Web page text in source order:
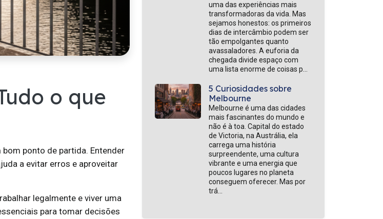
o que
ponto de partida. Entender
a evitar erros e aproveitar
legalmente e viver uma
para tomar decisões
uma das experiências mais
transformadoras da vida. Mas
sejamos honestos: os primeiros
dias de intercâmbio podem ser
tão empolgantes quanto
avassaladores. A euforia da
chegada divide espaço com
uma lista enorme de coisas p...
5 Curiosidades sobre
Melbourne
Melbourne é uma das cidades
mais fascinantes do mundo e
não é à toa. Capital do estado
de Victoria, na Austrália, ela
carrega uma história
surpreendente, uma cultura
vibrante e uma energia que
poucos lugares no planeta
conseguem oferecer. Mas por
trá...